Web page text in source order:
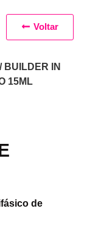
/ BUILDER IN
15ML
de
Voltar